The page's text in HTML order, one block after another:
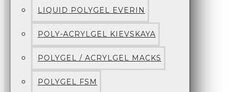
LIQUID POLYGEL EVERIN
POLY-ACRYLGEL KIEVSKAYA
POLYGEL / ACRYLGEL MACKS
POLYGEL FSM